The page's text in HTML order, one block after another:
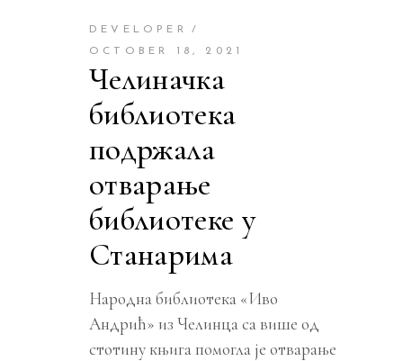
DEVELOPER
OCTOBER 18, 2021
Челиначка
библиотека
подржала
отварање
библиотеке у
Станарима
Народна библиотека «Иво
Андрић» из Челинца са више од
стотину књига помогла је отварање